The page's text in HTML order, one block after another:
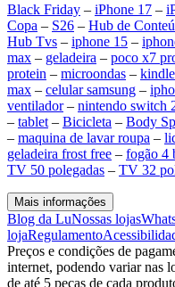
Black Friday – iPhone 17 –
Copa – S26 – Hub de
Hub Tvs – iphone 15 –
max – geladeira – poco x7
protein – microondas – kindle
max – celular samsung –
ventilador– nintendo switch
– tablet – Bicicleta – Body
– maquina de lavar roupa –
geladeira frost free – fogão 4
TV 50 polegadas – TV 32
Mais informações
Blog da LuNossas lojas
lojaRegulamento
Preços e condições de
internet, podendo variar nas
de até 5 peças de cada